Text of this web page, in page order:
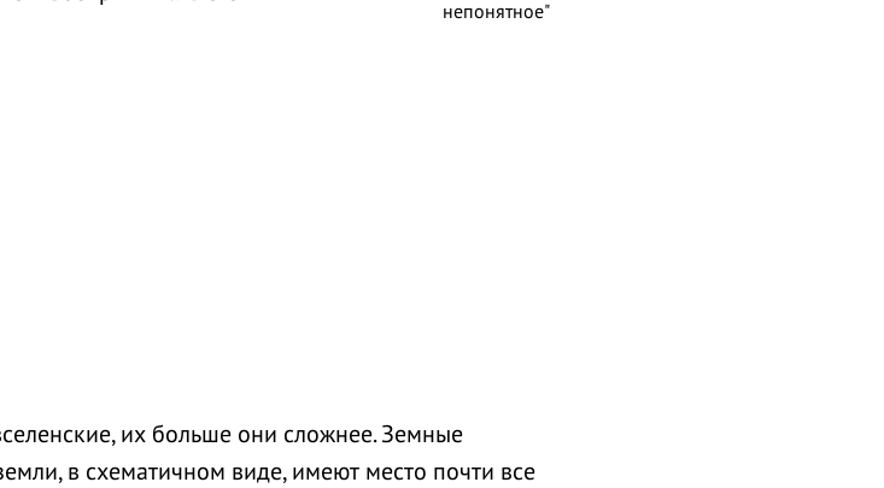
непонятное"
их больше они сложнее. Земные
в схематичном виде, имеют место почти все